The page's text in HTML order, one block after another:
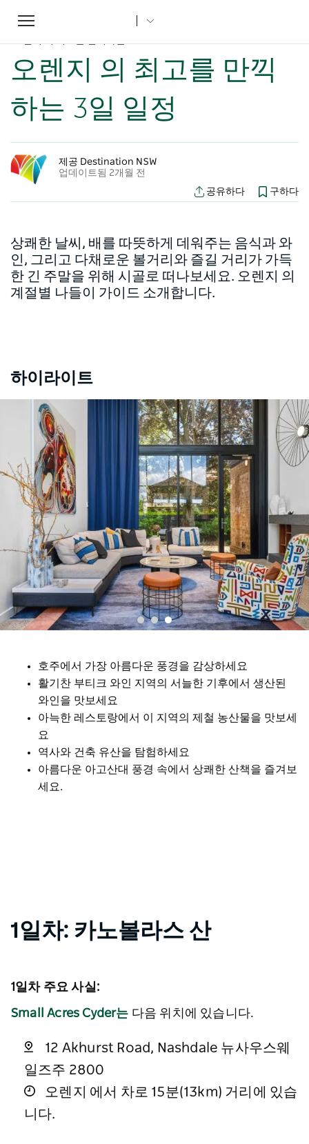
Toggle
navigation
집
뉴사우스웨일즈주 기사
오렌지 의 최고를 만끽
하는 3일 일정
제공 Destination NSW
업데이트됨 2개월 전
공유하다
구하다
상쾌한 날씨, 배를 따뜻하게 데워주는 음식과 와
인, 그리고 다채로운 볼거리와 즐길 거리가 가득
한 긴 주말을 위해 시골로 떠나보세요. 오렌지 의
계절별 나들이 가이드 소개합니다.
하이라이트
호주에서 가장 아름다운 풍경을 감상하세요
활기찬 부티크 와인 지역의 서늘한 기후에서 생산된
와인을 맛보세요
아늑한 레스토랑에서 이 지역의 제철 농산물을 맛보세
요
역사와 건축 유산을 탐험하세요
아름다운 아고산대 풍경 속에서 상쾌한 산책을 즐겨보
세요.
1일차: 카노볼라스 산
1일차 주요 사실:
Small Acres Cyder는 다음 위치에 있습니다.
12 Akhurst Road, Nashdale 뉴사우스웨
일즈주 2800
오렌지 에서 차로 15분(13km) 거리에 있습
니다.